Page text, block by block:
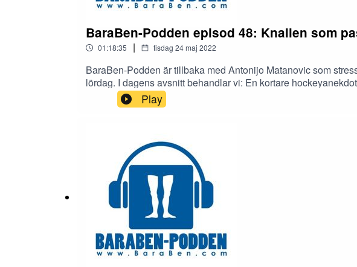
BaraBen-Podden episod 48: Knallen som
01:18:35 | tisdag 24 maj 2022
BaraBen-Podden är tillbaka med Antonijo Matanovic som
lördag. I dagens avsnitt behandlar vi: En kortare
spelare från ett annat lag vill panelen se i Blåvitt? Har
Play